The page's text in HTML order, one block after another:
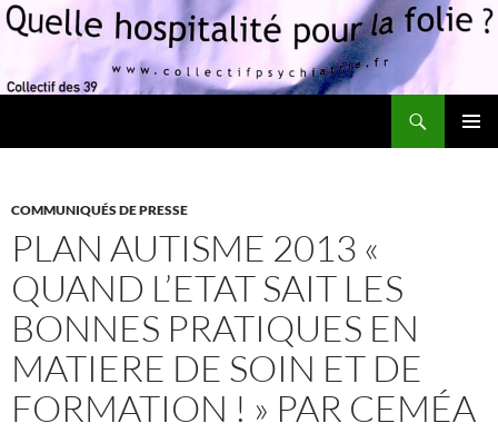
COMMUNIQUÉS DE PRESSE
PLAN AUTISME 2013 «
QUAND L’ETAT SAIT LES
BONNES PRATIQUES EN
MATIERE DE SOIN ET DE
FORMATION ! » PAR CEMÉA